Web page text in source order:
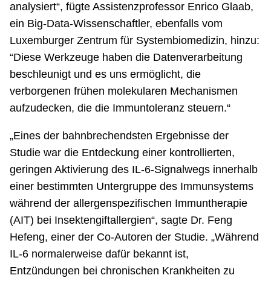
analysiert“, fügte Assistenzprofessor Enrico Glaab,
ein Big-Data-Wissenschaftler, ebenfalls vom
Luxemburger Zentrum für Systembiomedizin, hinzu:
“Diese Werkzeuge haben die Datenverarbeitung
beschleunigt und es uns ermöglicht, die
verborgenen frühen molekularen Mechanismen
aufzudecken, die die Immuntoleranz steuern.“
„Eines der bahnbrechendsten Ergebnisse der
Studie war die Entdeckung einer kontrollierten,
geringen Aktivierung des IL-6-Signalwegs innerhalb
einer bestimmten Untergruppe des Immunsystems
während der allergenspezifischen Immuntherapie
(AIT) bei Insektengiftallergien“, sagte Dr. Feng
Hefeng, einer der Co-Autoren der Studie. „Während
IL-6 normalerweise dafür bekannt ist,
Entzündungen bei chronischen Krankheiten zu